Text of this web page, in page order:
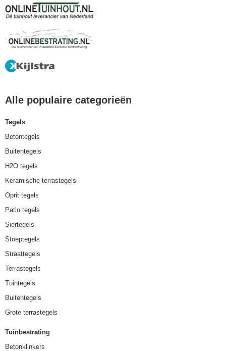
Alle populaire categorieën
Tegels
Betontegels
Buitentegels
H2O tegels
Keramische terrastegels
Oprit tegels
Patio tegels
Siertegels
Stoeptegels
Straattegels
Terrastegels
Tuintegels
Buitentegels
Grote terrastegels
Tuinbestrating
Betonklinkers